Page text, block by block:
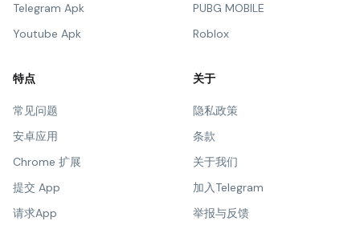
Telegram Apk
Youtube Apk
PUBG MOBILE
Roblox
特点
常见问题
安卓应用
Chrome 扩展
提交 App
请求App
关于
隐私政策
条款
关于我们
加入Telegram
举报与反馈